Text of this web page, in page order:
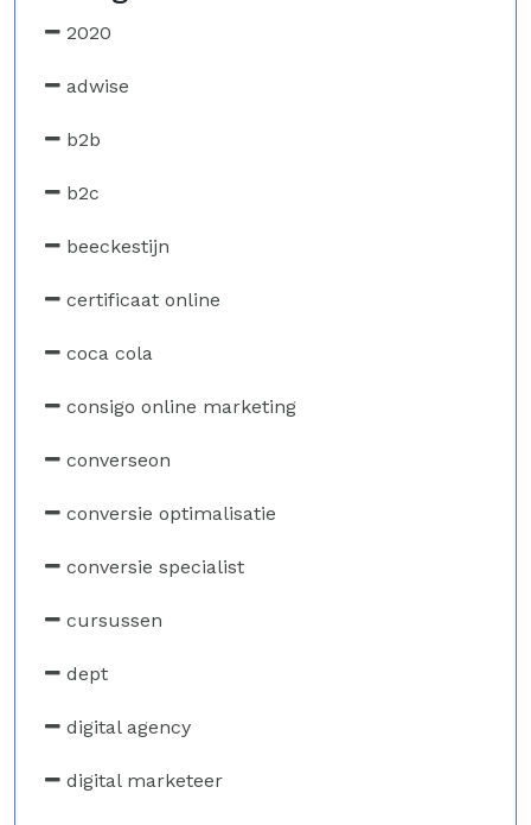
2020
adwise
b2b
b2c
beeckestijn
certificaat online
coca cola
consigo online marketing
converseon
conversie optimalisatie
conversie specialist
cursussen
dept
digital agency
digital marketeer